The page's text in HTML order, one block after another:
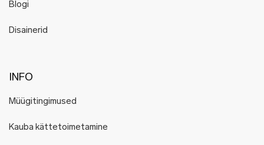
Blogi
Disainerid
INFO
Müügitingimused
Kauba kättetoimetamine